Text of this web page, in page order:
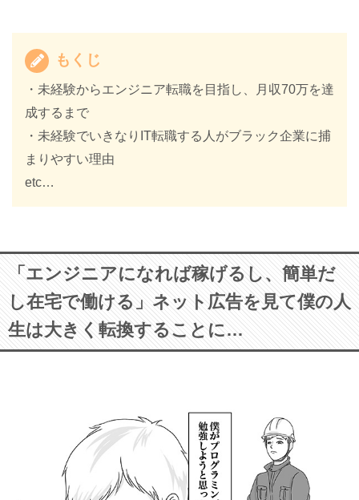
もくじ
・未経験からエンジニア転職を目指し、月収70万を達
成するまで
・未経験でいきなりIT転職する人がブラック企業に捕
まりやすい理由
etc…
「エンジニアになれば稼げるし、簡単だ
し在宅で働ける」ネット広告を見て僕の人
生は大きく転換することに…